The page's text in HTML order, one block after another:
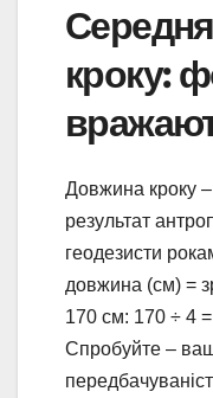
кроку:
Довжина кроку –
результат
геодезисти
довжина (см) =
170 см: 170 ÷ 4
Спробуйте –